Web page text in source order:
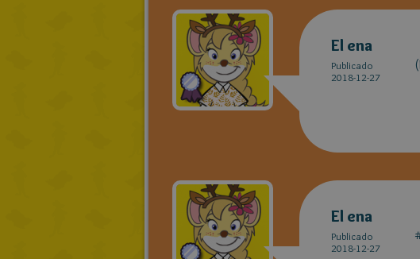
El ena
Publicado
2018-12-27
El ena
Publicado
2018-12-27